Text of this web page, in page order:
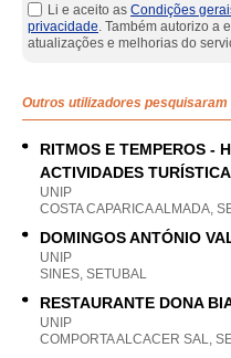
Li e aceito as Condições
privacidade. Também autorizo a
atualizações e melhorias do
Outros utilizadores pesquisaram
RITMOS E TEMPEROS -
ACTIVIDADES
UNIP
COSTA CAPARICA ALMADA,
DOMINGOS ANTÓNIO
UNIP
SINES, SETUBAL
RESTAURANTE DONA
UNIP
COMPORTA ALCACER SAL,